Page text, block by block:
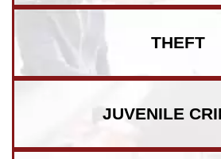
THEFT
JUVENILE